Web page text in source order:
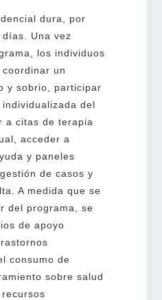
dura, por
Una vez
los individuos
un
y sobrio, participar
del
a citas de terapia
acceder a
y paneles
de casos y
A medida que se
del programa, se
de apoyo
consumo de
sobre salud